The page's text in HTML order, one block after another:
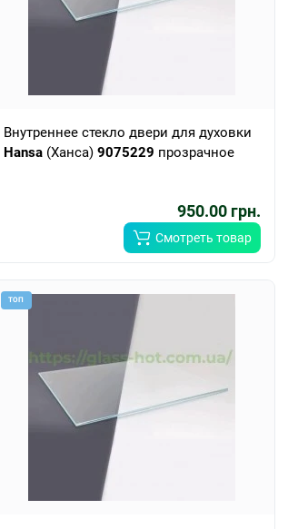
Внутреннее стекло двери для духовки
Hansa(Ханса) 9075229 прозрачное
950.00 грн.
Смотреть товар
ТОП